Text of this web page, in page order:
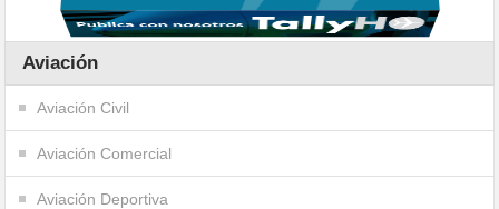
Aviación
Aviación Civil
Aviación Comercial
Aviación Deportiva